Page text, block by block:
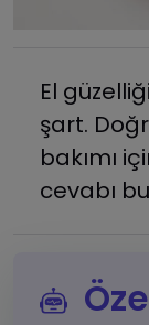
El
şart.
bakımı
cevabı